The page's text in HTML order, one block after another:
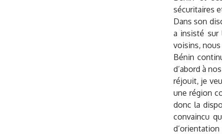
sécuritaires
Dans son
a insisté sur
voisins,
Bénin
d’abord à
réjouit, je
une région
donc la
convaincu